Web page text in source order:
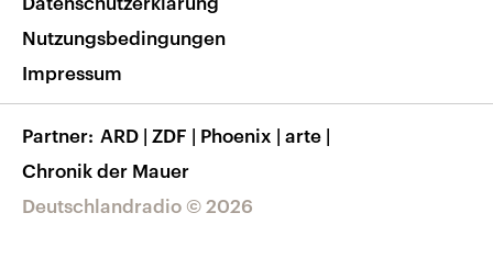
Musikliste
RSS
Barrierefreiheit
Deutschlandradio © 2026
Nutzungsbedingungen
Impressum
Partner ARD | ZDF | Phoenix | arte |
Chronik der Mauer